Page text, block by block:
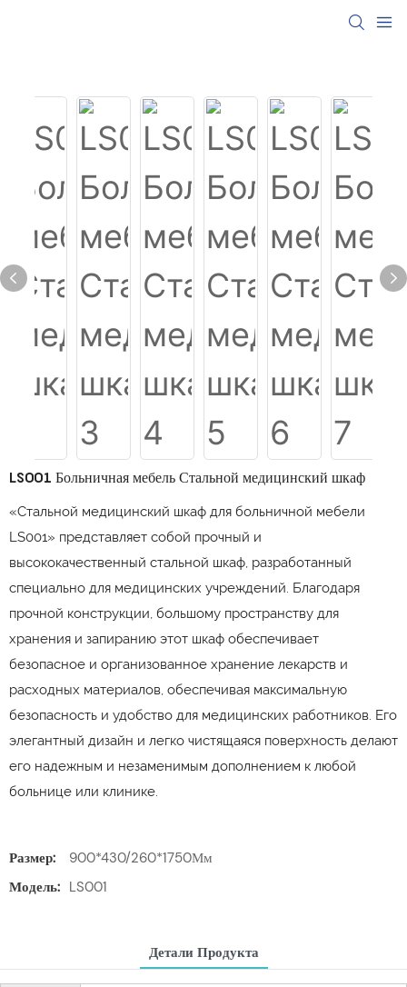
LS001 Больничная мебель Стальной медицинский шкаф
«Стальной медицинский шкаф для больничной мебели
LS001» представляет собой прочный и
высококачественный стальной шкаф, разработанный
специально для медицинских учреждений. Благодаря
прочной конструкции, большому пространству для
хранения и запиранию этот шкаф обеспечивает
безопасное и организованное хранение лекарств и
расходных материалов, обеспечивая максимальную
безопасность и удобство для медицинских работников. Его
элегантный дизайн и легко чистящаяся поверхность делают
его надежным и незаменимым дополнением к любой
больнице или клинике.
Размер:
900*430/260*1750Мм
Модель: LS001
Детали Продукта